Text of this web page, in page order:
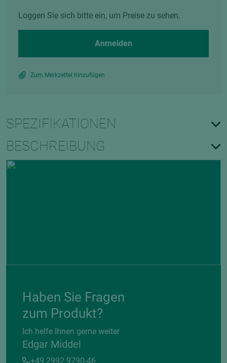
Loggen Sie sich bitte ein, um Preise zu sehen.
Anmelden
Zum Merkzettel hinzufügen
SPEZIFIKATIONEN
BESCHREIBUNG
Haben Sie Fragen
zum Produkt?
Ich helfe Ihnen gerne weiter
Edgar Middel
+49 2992 9790-46